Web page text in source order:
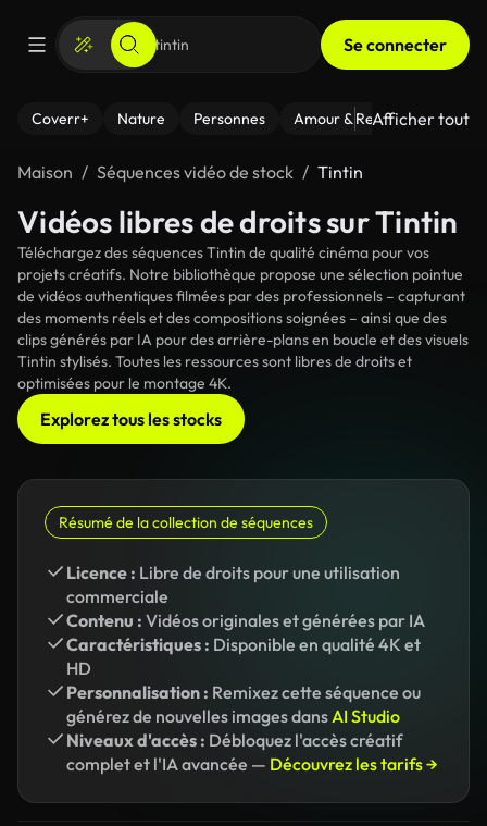
Se connecter
Coverr+ Nature Personnes Amour & Relations Le
Afficher tout
Maison Séquences vidéo de stock Tintin
Vidéos libres de droits sur Tintin
Téléchargez des séquences Tintin de qualité cinéma pour vos
projets créatifs. Notre bibliothèque propose une sélection pointue
de vidéos authentiques filmées par des professionnels – capturant
des moments réels et des compositions soignées – ainsi que des
clips générés par IA pour des arrière-plans en boucle et des visuels
Tintin stylisés. Toutes les ressources sont libres de droits et
optimisées pour le montage 4K.
Explorez tous les stocks
Résumé de la collection de séquences
Licence : Libre de droits pour une utilisation
commerciale
Contenu : Vidéos originales et générées par IA
Caractéristiques : Disponible en qualité 4K et
HD
Personnalisation : Remixez cette séquence ou
générez de nouvelles images dansAI Studio
Niveaux d'accès : Débloquez l'accès créatif
complet et l'IA avancée — Découvrez les tarifs →